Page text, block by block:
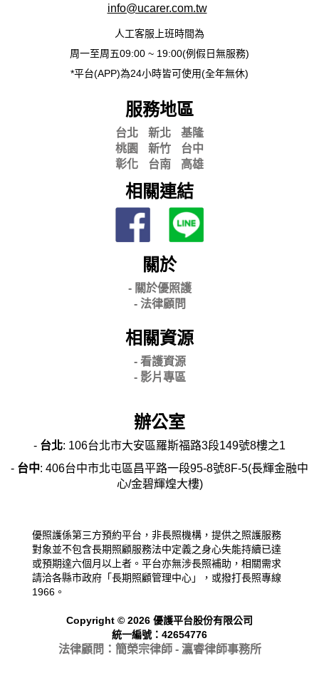
info@ucarer.com.tw
人工客服上班時間為
周一至周五09:00 ~ 19:00(例假日無服務)
*平台(APP)為24小時皆可使用(全年無休)
服務地區
台北 新北
基隆
桃園
新竹
台中
彰化
台南 高雄
相關連結
關於
- 關於優照護
- 法律顧問
相關資源
- 看護資源
- 影片專區
辦公室
- 台北: 106台北市大安區羅斯福路3段149號8樓之1
- 台中: 406台中市北屯區昌平路一段95-8號8F-5(長輝金融中
心/金碧輝煌大樓)
優照護係第三方預約平台，非長照機構，提供之照護服務
對象並不包含長期照顧服務法中定義之身心失能持續已達
或預期達六個月以上者。平台亦無涉長照補助，相關需求
請洽各縣市政府「長期照顧管理中心」，或撥打長照專線
1966。
Copyright © 2026 優護平台股份有限公司
統一編號：42654776
法律顧問：簡榮宗律師 - 瀛睿律師事務所